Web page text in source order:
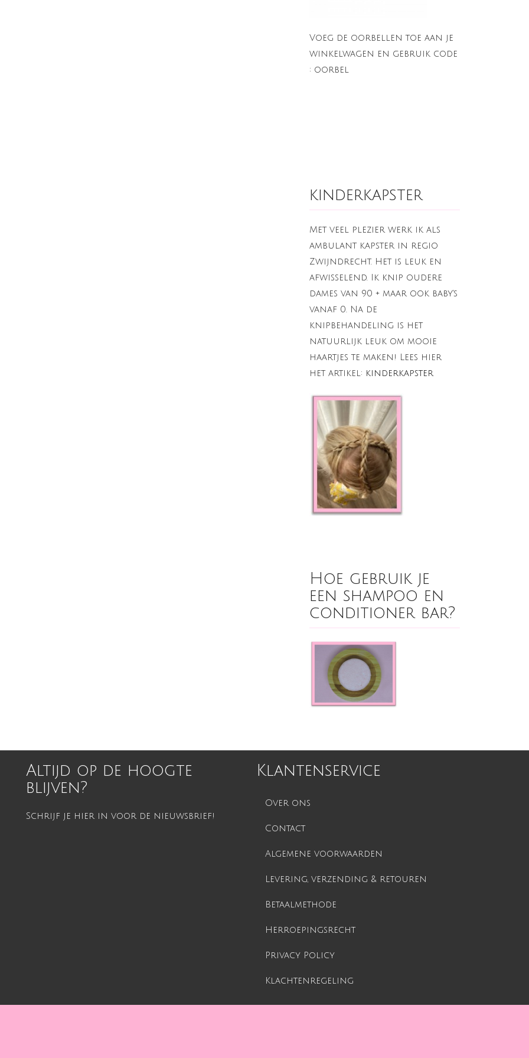
Voeg de oorbellen toe aan je
winkelwagen en gebruik code
: oorbel
kinderkapster
Met veel plezier werk ik als
ambulant kapster in regio
Zwijndrecht. Het is leuk en
afwisselend. Ik knip oudere
dames van 90 + maar ook baby's
vanaf 0. Na de
knipbehandeling is het
natuurlijk leuk om mooie
haartjes te maken! Lees hier
het artikel: kinderkapster
Hoe gebruik je
een shampoo en
conditioner bar?
Altijd op de hoogte
blijven?
Schrijf je hier in voor de nieuwsbrief!
Klantenservice
Over ons
Contact
Algemene voorwaarden
Levering, verzending & retouren
Betaalmethode
Herroepingsrecht
Privacy Policy
Klachtenregeling